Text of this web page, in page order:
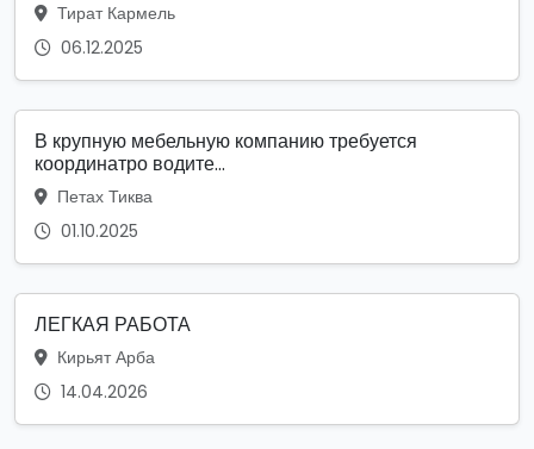
Тират Кармель
06.12.2025
В крупную мебельную компанию требуется
координатро водите...
Петах Тиква
01.10.2025
ЛЕГКАЯ РАБОТА
Кирьят Арба
14.04.2026